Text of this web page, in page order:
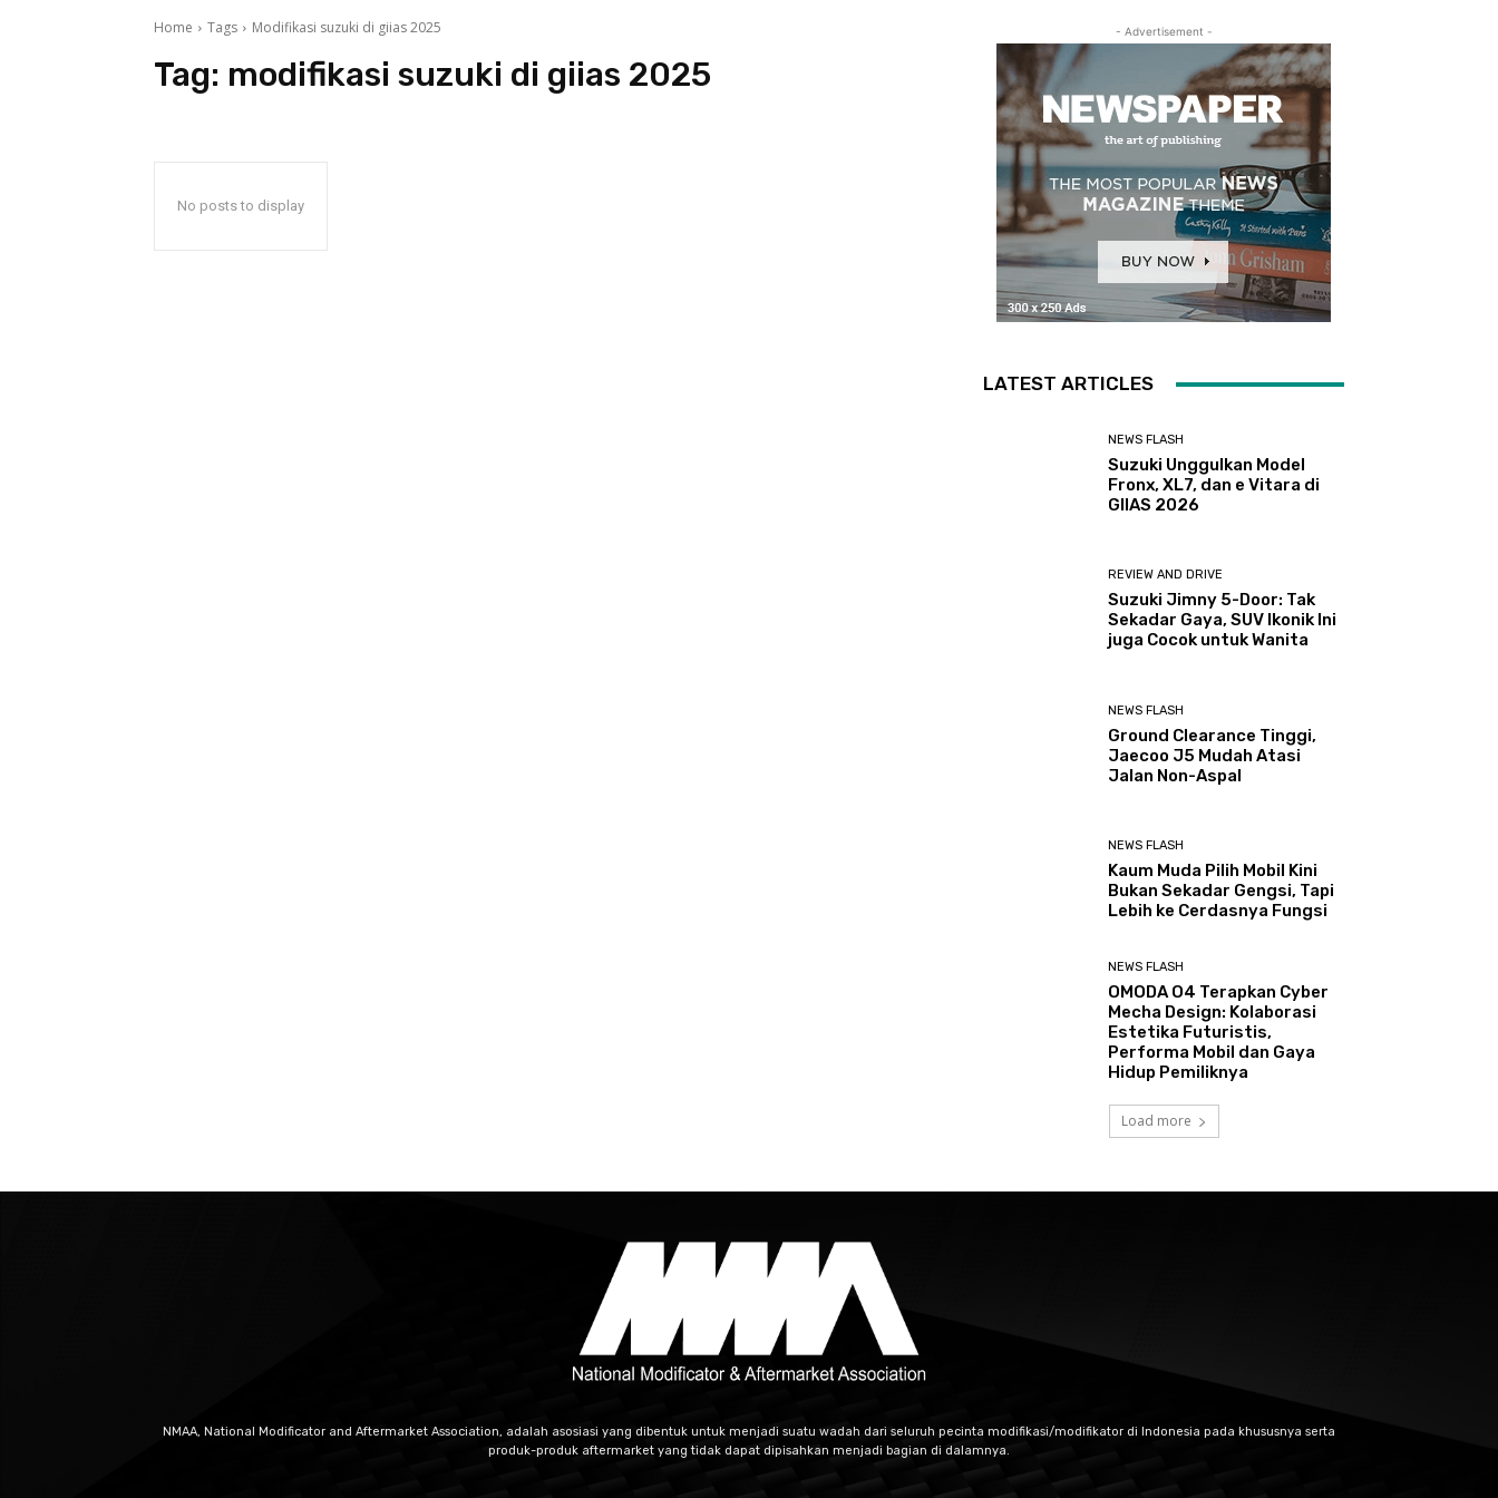
Home Tags Modifikasi suzuki di giias 2025
Tag: modifikasi suzuki di giias 2025
No posts to display
- Advertisement -
LATEST ARTICLES
NEWS FLASH
Suzuki Unggulkan Model
Fronx, XL7, dan e Vitara di
GIIAS 2026
REVIEW AND DRIVE
Suzuki Jimny 5-Door: Tak
Sekadar Gaya, SUV Ikonik Ini
juga Cocok untuk Wanita
NEWS FLASH
Ground Clearance Tinggi,
Jaecoo J5 Mudah Atasi
Jalan Non-Aspal
NEWS FLASH
Kaum Muda Pilih Mobil Kini
Bukan Sekadar Gengsi, Tapi
Lebih ke Cerdasnya Fungsi
NEWS FLASH
OMODA O4 Terapkan Cyber
Mecha Design: Kolaborasi
Estetika Futuristis,
Performa Mobil dan Gaya
Hidup Pemiliknya
Load more
NMAA, National Modificator and Aftermarket Association, adalah asosiasi yang dibentuk untuk menjadi suatu wadah dari seluruh pecinta modifikasi/modifikator di Indonesia pada khususnya serta
produk-produk aftermarket yang tidak dapat dipisahkan menjadi bagian di dalamnya.